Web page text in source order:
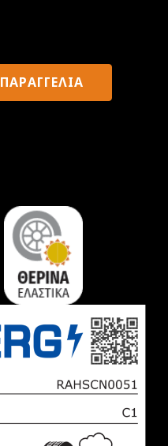
ΠΑΡΑΓΓΕΛΙΑ